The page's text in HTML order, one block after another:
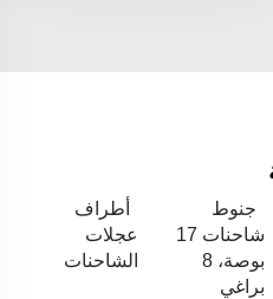
جنوط
شاحنات 17
بوصة، 8
براغي
أطراف
عجلات
الشاحنات